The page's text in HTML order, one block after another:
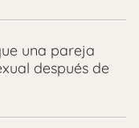
una pareja
después de